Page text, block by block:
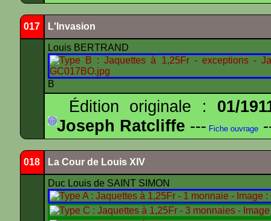
017 L'Invasion
Louis BERTRAND
B
Édition originale : 01/
Joseph Ratcliffe --- Fiche ouvrage
018 La Cour de Louis XIV
Duc Louis de SAINT SIMON